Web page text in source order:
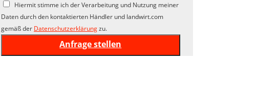
Hiermit stimme ich der Verarbeitung und Nutzung meiner
Daten durch den kontaktierten Händler und landwirt.com
gemäß der Datenschutzerklärungzu.